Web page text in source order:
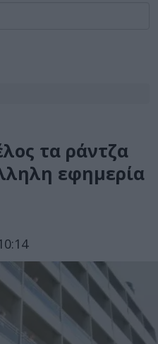
τα ράντζα
εφημερία